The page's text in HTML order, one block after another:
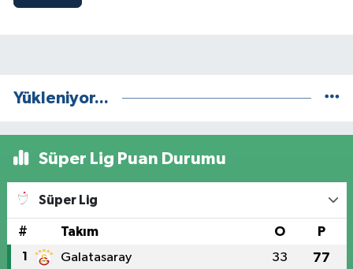
Yükleniyor...
Süper Lig Puan Durumu
Süper Lig
# Takım O P
1 Galatasaray 33 77